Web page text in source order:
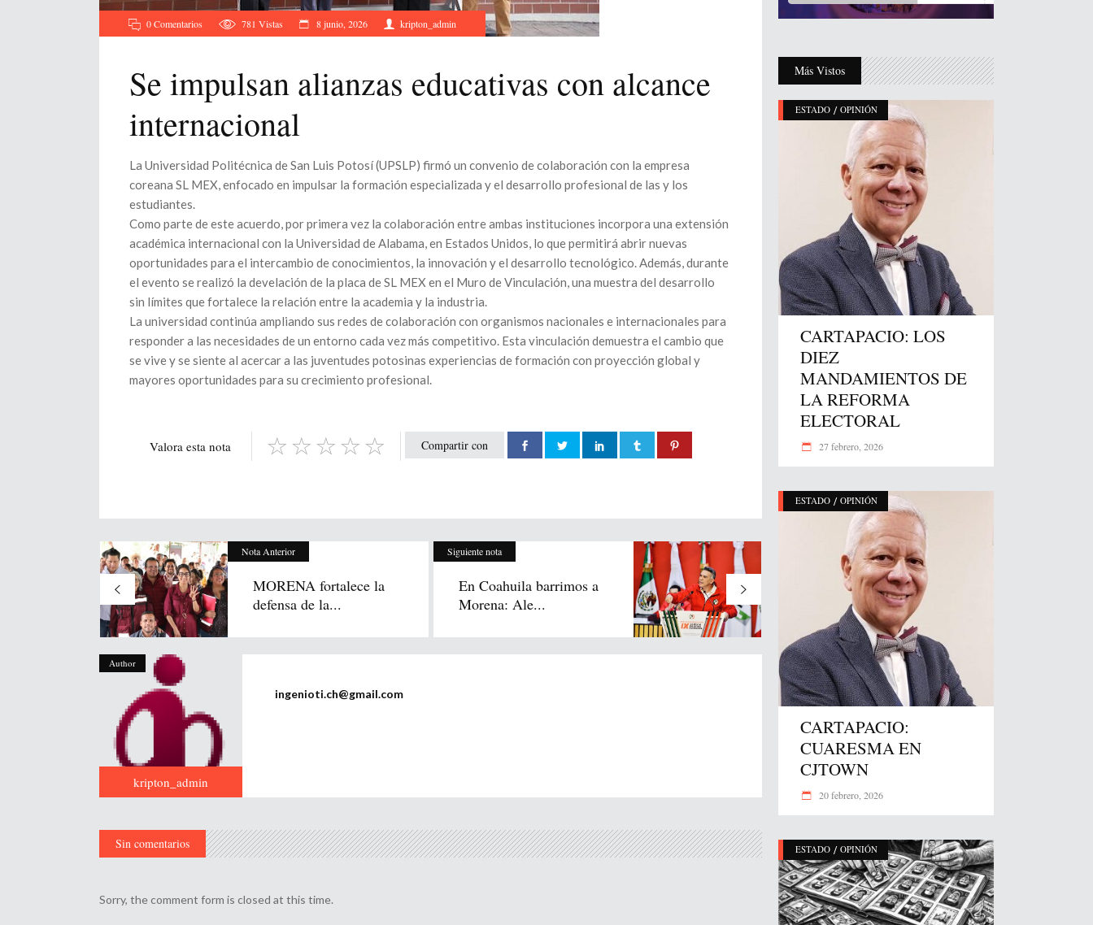
0 Comentarios 781 Vistas 8 junio, 2026 kripton_admin
Se impulsan alianzas educativas con alcance
internacional
La Universidad Politécnica de San Luis Potosí (UPSLP) firmó un convenio de colaboración con la empresa
coreana SL MEX, enfocado en impulsar la formación especializada y el desarrollo profesional de las y los
estudiantes.
Como parte de este acuerdo, por primera vez la colaboración entre ambas instituciones incorpora una extensión
académica internacional con la Universidad de Alabama, en Estados Unidos, lo que permitirá abrir nuevas
oportunidades para el intercambio de conocimientos, la innovación y el desarrollo tecnológico. Además, durante
el evento se realizó la develación de la placa de SL MEX en el Muro de Vinculación, una muestra del desarrollo
sin límites que fortalece la relación entre la academia y la industria.
La universidad continúa ampliando sus redes de colaboración con organismos nacionales e internacionales para
responder a las necesidades de un entorno cada vez más competitivo. Esta vinculación demuestra el cambio que
se vive y se siente al acercar a las juventudes potosinas experiencias de formación con proyección global y
mayores oportunidades para su crecimiento profesional.
Compartir con
Valora esta nota
Nota Anterior
MORENA fortalece la
defensa de la...
Siguiente nota
En Coahuila barrimos a
Morena: Ale...
Author
kripton_admin
ingenioti.ch@gmail.com
Sin comentarios
Sorry, the comment form is closed at this time.
Más Vistos
ESTADO / OPINIÓN
CARTAPACIO: LOS
DIEZ
MANDAMIENTOS DE
LA REFORMA
ELECTORAL
27 febrero, 2026
ESTADO / OPINIÓN
CARTAPACIO:
CUARESMA EN
CJTOWN
20 febrero, 2026
ESTADO / OPINIÓN